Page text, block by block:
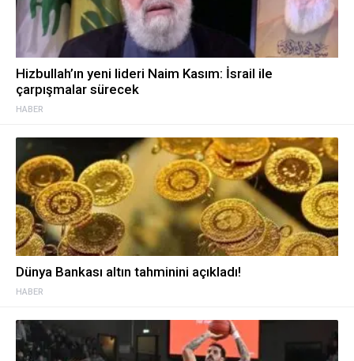
HABER
Hizbullah’ın yeni lideri Naim Kasım: İsrail ile
çarpışmalar sürecek
HABER
Dünya Bankası altın tahminini açıkladı!